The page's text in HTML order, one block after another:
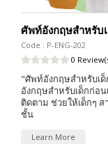
ศัพท์อังกฤษสำหรับ
Code : P-ENG-202
0
"ศัพท์อังกฤษสำหรับเ
อังกฤษสำหรับเด็กก่อ
ติดตาม ช่วยให้เด็กๆ
ชั้น
Learn More